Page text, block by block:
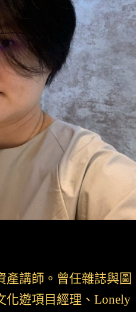
產講師。曾任雜誌與圖
化遊項目經理、Lonely